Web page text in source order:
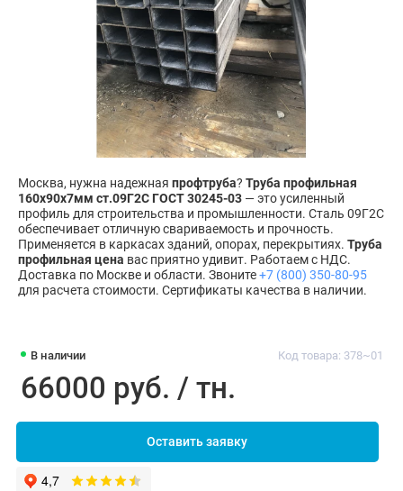
В наличии Код товара: 378~01
66000 руб. / тн.
Оставить заявку
Москва, нужна надежная профтруба? Труба профильная
160х90х7мм ст.09Г2С ГОСТ 30245-03 — это усиленный
профиль для строительства и промышленности. Сталь 09Г2С
обеспечивает отличную свариваемость и прочность.
Применяется в каркасах зданий, опорах, перекрытиях. Труба
профильная цена вас приятно удивит. Работаем с НДС.
Доставка по Москве и области. Звоните+7 (800) 350-80-95
для расчета стоимости. Сертификаты качества в наличии.